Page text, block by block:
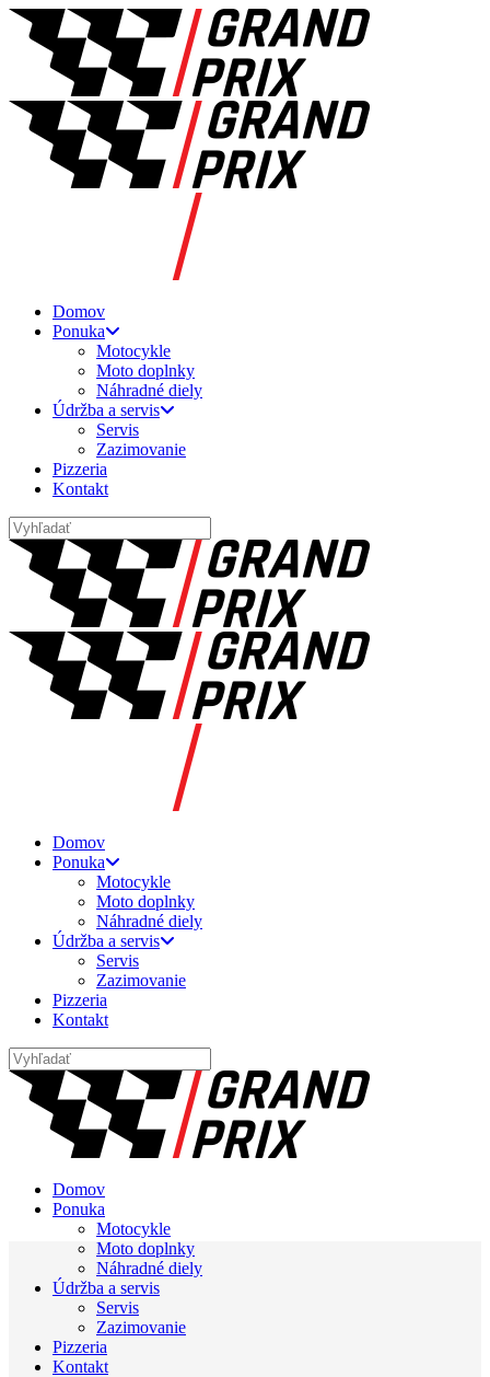
Domov
Ponuka
Motocykle
Moto doplnky
Náhradné diely
Údržba a servis
Servis
Zazimovanie
Pizzeria
Kontakt
Domov
Ponuka
Motocykle
Moto doplnky
Náhradné diely
Údržba a servis
Servis
Zazimovanie
Pizzeria
Kontakt
Domov
Ponuka
Motocykle
Moto doplnky
Náhradné diely
Údržba a servis
Servis
Zazimovanie
Pizzeria
Kontakt